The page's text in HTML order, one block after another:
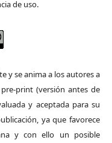
de uso.
y se anima a los autores a
print (versión antes de
y aceptada para su
ya que favorece
y con ello un posible